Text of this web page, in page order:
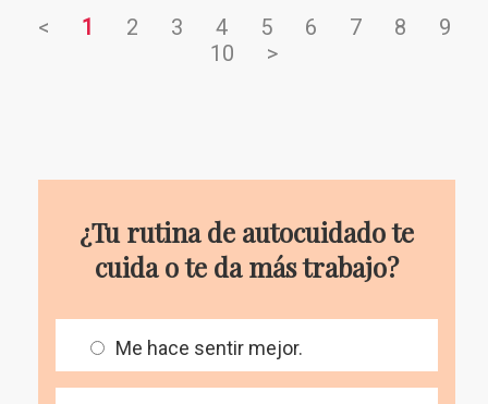
< 1 2 3 4 5 6 7 8
9
10
>
¿Tu rutina de autocuidado te
cuida o te da más trabajo?
Me hace sentir mejor.